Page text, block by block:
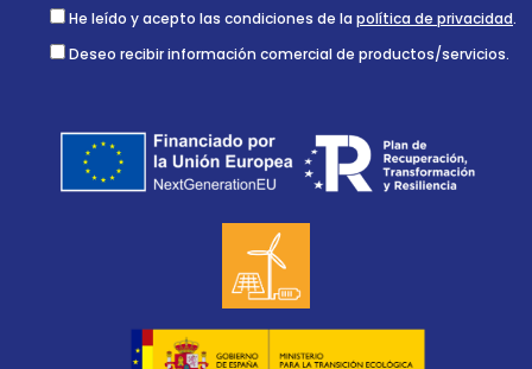
He leído y acepto las condiciones de la política de privacidad.
Deseo recibir información comercial de productos/servicios.